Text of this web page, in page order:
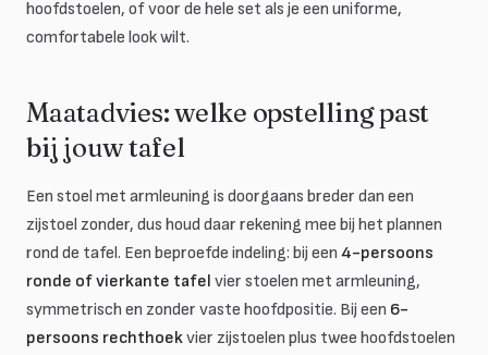
hoofdstoelen, of voor de hele set als je een uniforme,
comfortabele look wilt.
Maatadvies: welke opstelling past
bij jouw tafel
Een stoel met armleuning is doorgaans breder dan een
zijstoel zonder, dus houd daar rekening mee bij het plannen
rond de tafel. Een beproefde indeling: bij een 4-persoons
ronde of vierkante tafel vier stoelen met armleuning,
symmetrisch en zonder vaste hoofdpositie. Bij een 6-
persoons rechthoekvier zijstoelen plus twee hoofdstoelen